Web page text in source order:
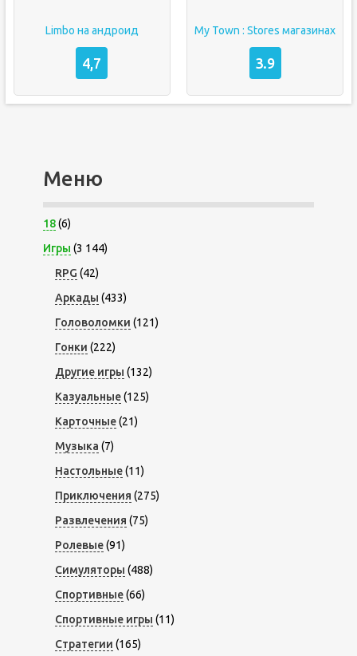
Limbo на андроид
4,7
My Town : Stores магазинах
3.9
Меню
18(6)
Игры (3 144)
RPG (42)
Аркады (433)
Головоломки (121)
Гонки (222)
Другие игры (132)
Казуальные(125)
Карточные(21)
Музыка (7)
Настольные(11)
Приключения (275)
Развлечения (75)
Ролевые(91)
Симуляторы (488)
Спортивные(66)
Спортивные игры (11)
Стратегии (165)